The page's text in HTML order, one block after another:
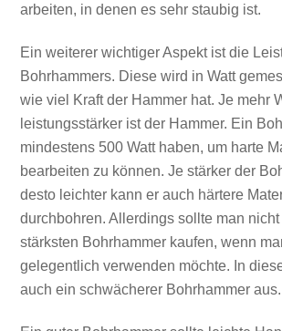
arbeiten, in denen es sehr staubig ist.
Ein weiterer wichtiger Aspekt ist die
Bohrhammers. Diese wird in Watt
wie viel Kraft der Hammer hat. Je mehr
leistungsstärker ist der Hammer. Ein
mindestens 500 Watt haben, um harte
bearbeiten zu können. Je stärker der
desto leichter kann er auch härtere
durchbohren. Allerdings sollte man
stärksten Bohrhammer kaufen, wenn
gelegentlich verwenden möchte. In
auch ein schwächerer Bohrhammer aus.